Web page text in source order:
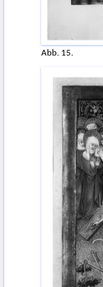
Abb. 15.